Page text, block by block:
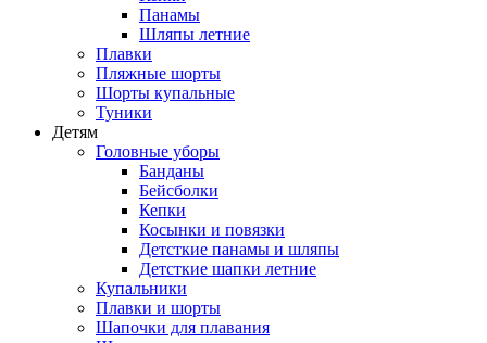
Панамы
Шляпы летние
Плавки
Пляжные шорты
Шорты купальные
Туники
Детям
Головные уборы
Банданы
Бейсболки
Кепки
Косынки и повязки
Детсткие панамы и шляпы
Детсткие шапки летние
Купальники
Плавки и шорты
Шапочки для плавания